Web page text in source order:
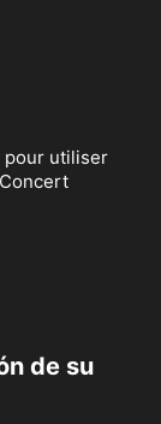
pour utiliser
de su